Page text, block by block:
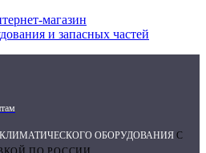
магазин
и запасных частей
ОБОРУДОВАНИЯ С